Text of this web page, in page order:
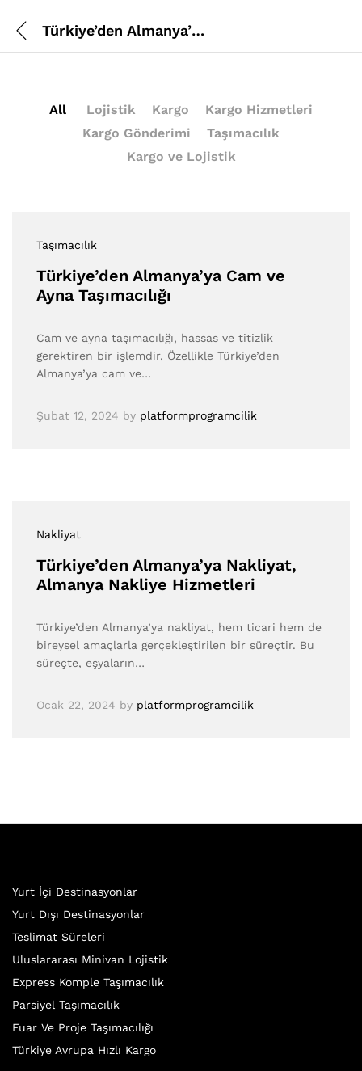
Türkiye’den Almanya’ya Cam ve Ayna Taşımacılığı
All Lojistik Kargo
Kargo Hizmetleri
Kargo Gönderimi
Taşımacılık
Kargo ve Lojistik
Taşımacılık
Türkiye’den Almanya’ya Cam ve
Ayna Taşımacılığı
Cam ve ayna taşımacılığı, hassas ve titizlik
gerektiren bir işlemdir. Özellikle Türkiye’den
Almanya’ya cam ve…
Şubat 12, 2024 by platformprogramcilik
Nakliyat
Türkiye’den Almanya’ya Nakliyat,
Almanya Nakliye Hizmetleri
Türkiye’den Almanya’ya nakliyat, hem ticari hem de
bireysel amaçlarla gerçekleştirilen bir süreçtir. Bu
süreçte, eşyaların…
Ocak 22, 2024 by platformprogramcilik
Yurt İçi Destinasyonlar
Yurt Dışı Destinasyonlar
Teslimat Süreleri
Uluslararası Minivan Lojistik
Express Komple Taşımacılık
Parsiyel Taşımacılık
Fuar Ve Proje Taşımacılığı
Türkiye Avrupa Hızlı Kargo